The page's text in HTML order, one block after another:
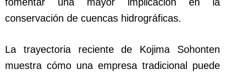
conservación de cuencas hidrográficas.
La trayectoria reciente de Kojima Sohonten
muestra cómo una empresa tradicional puede